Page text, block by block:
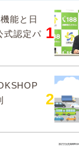
能と日
式認定パ 1
2